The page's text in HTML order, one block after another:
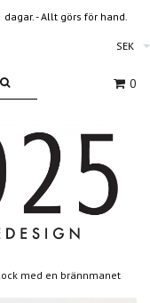
dagar. - Allt görs för hand.
SEK
0
med en brännmanet